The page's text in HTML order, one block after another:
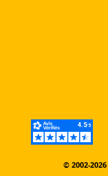
© 2002-2026